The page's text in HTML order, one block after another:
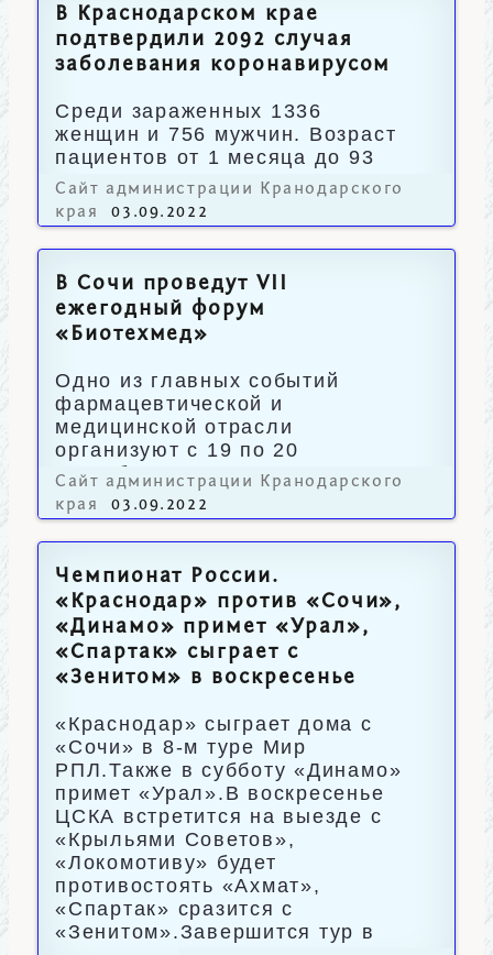
В Краснодарском крае
подтвердили 2092 случая
заболевания коронавирусом
Среди зараженных 1336
женщин и 756 мужчин. Возраст
пациентов от 1 месяца до 93
лет.
Сайт администрации Кранодарского
края
03.09.2022
В Сочи проведут VII
ежегодный форум
«Биотехмед»
Одно из главных событий
фармацевтической и
медицинской отрасли
организуют с 19 по 20
сентября.
Сайт администрации Кранодарского
края
03.09.2022
Чемпионат России.
«Краснодар» против «Сочи»,
«Динамо» примет «Урал»,
«Спартак» сыграет с
«Зенитом» в воскресенье
«Краснодар» сыграет дома с
«Сочи» в 8-м туре Мир
РПЛ.Также в субботу «Динамо»
примет «Урал».В воскресенье
ЦСКА встретится на выезде с
«Крыльями Советов»,
«Локомотиву» будет
противостоять «Ахмат»,
«Спартак» сразится с
«Зенитом».Завершится тур в